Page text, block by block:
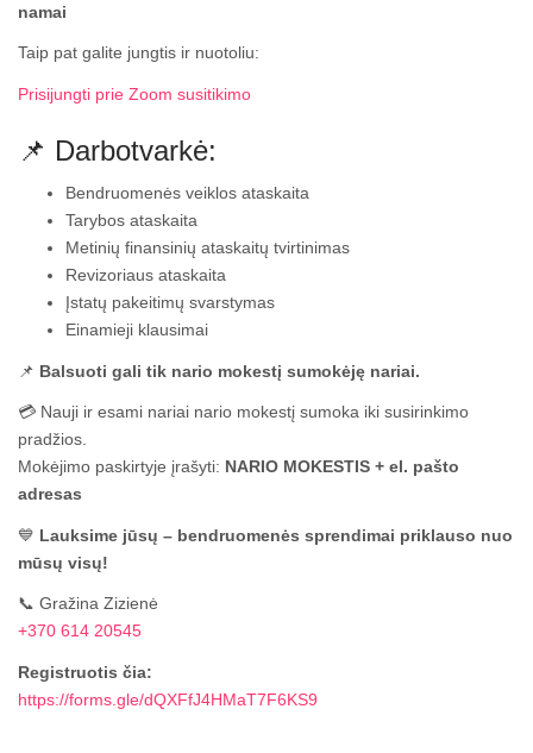
namai
Taip pat galite jungtis ir nuotoliu:
Prisijungti prie Zoom susitikimo
📌 Darbotvarkė:
Bendruomenės veiklos ataskaita
Tarybos ataskaita
Metinių finansinių ataskaitų tvirtinimas
Revizoriaus ataskaita
Įstatų pakeitimų svarstymas
Einamieji klausimai
📌 Balsuoti gali tik nario mokestį sumokėję nariai.
💳 Nauji ir esami nariai nario mokestį sumoka iki susirinkimo
pradžios.
Mokėjimo paskirtyje įrašyti: NARIO MOKESTIS + el. pašto
adresas
💙 Lauksime jūsų – bendruomenės sprendimai priklauso nuo
mūsų visų!
📞 Gražina Zizienė
+370 614 20545
Registruotis čia:
https://forms.gle/dQXFfJ4HMaT7F6KS9